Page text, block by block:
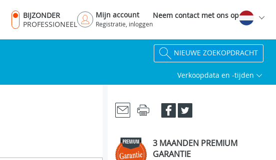
BIJZONDER
PROFESSIONEEL
Mijn account
Registratie, inloggen
Neem contact met ons op
NIEUWE ZOEKOPDRACHT
Verkoopdata en -tijden
3 MAANDEN PREMIUM
GARANTIE